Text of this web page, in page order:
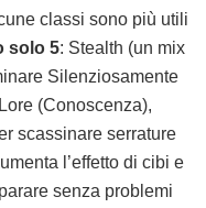
classi sono più utili
solo 5: Stealth (un mix
Silenziosamente
(Conoscenza),
scassinare serrature
l’effetto di cibi e
senza problemi